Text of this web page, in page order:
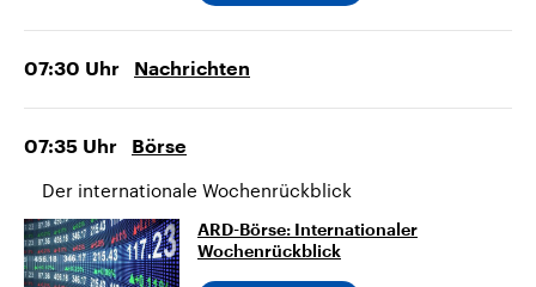
07:30 Uhr Nachrichten
07:35 Uhr Börse
Der internationale Wochenrückblick
ARD-Börse: Internationaler
Wochenrückblick